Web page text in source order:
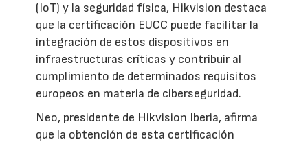
(IoT) y la seguridad física, Hikvision destaca
que la certificación EUCC puede facilitar la
integración de estos dispositivos en
infraestructuras críticas y contribuir al
cumplimiento de determinados requisitos
europeos en materia de ciberseguridad.
Neo, presidente de Hikvision Iberia, afirma
que la obtención de esta certificación